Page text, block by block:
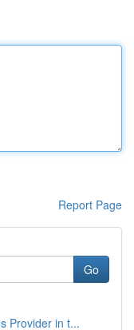
Report Page
Go
Provider in t...